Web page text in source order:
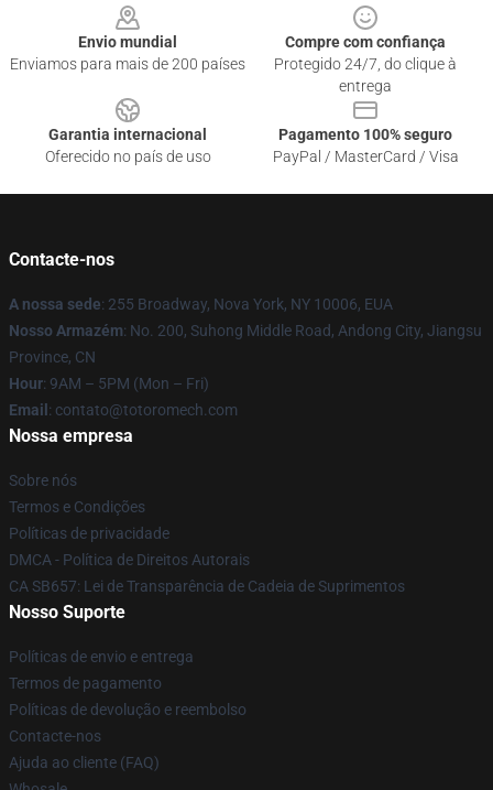
Envio mundial
Enviamos para mais de 200 países
Compre com confiança
Protegido 24/7, do clique à
entrega
Garantia internacional
Oferecido no país de uso
Pagamento 100% seguro
PayPal / MasterCard / Visa
Contacte-nos
A nossa sede: 255 Broadway, Nova York, NY 10006, EUA
Nosso Armazém: No. 200, Suhong Middle Road, Andong City, Jiangsu
Province, CN
Hour: 9AM – 5PM (Mon – Fri)
Email : contato@totoromech.com
Nossa empresa
Sobre nós
Termos e Condições
Políticas de privacidade
DMCA - Política de Direitos Autorais
CA SB657: Lei de Transparência de Cadeia de Suprimentos
Nosso Suporte
Políticas de envio e entrega
Termos de pagamento
Políticas de devolução e reembolso
Contacte-nos
Ajuda ao cliente (FAQ)